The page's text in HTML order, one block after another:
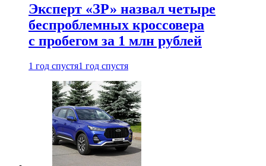
Эксперт «ЗР» назвал четыре
беспроблемных кроссовера
с пробегом за 1 млн рублей
1 год спустя1 год спустя